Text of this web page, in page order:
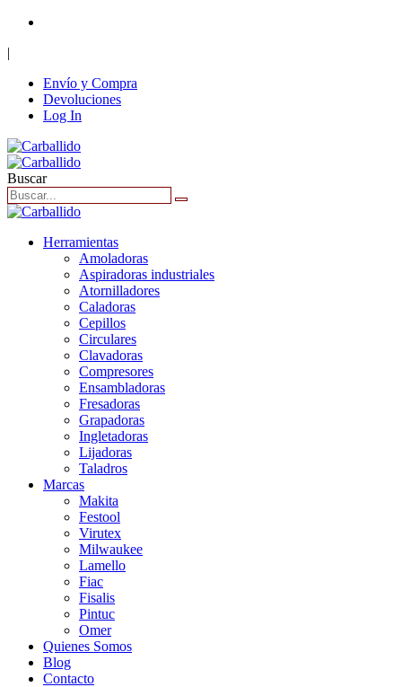
|
Envío y Compra
Devoluciones
Log In
Buscar
Herramientas
Amoladoras
Aspiradoras industriales
Atornilladores
Caladoras
Cepillos
Circulares
Clavadoras
Compresores
Ensambladoras
Fresadoras
Grapadoras
Ingletadoras
Lijadoras
Taladros
Marcas
Makita
Festool
Virutex
Milwaukee
Lamello
Fiac
Fisalis
Pintuc
Omer
Quienes Somos
Blog
Contacto